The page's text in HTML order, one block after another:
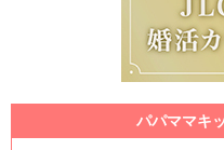
パパママキ